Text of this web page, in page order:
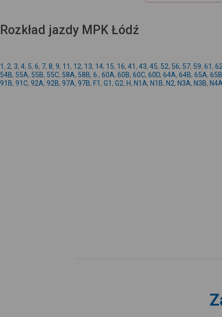
Rozkład jazdy MPK Łódź
1 , 2, 3, 4, 5, 6, 7, 8, 9, 11 , 12, 13, 14, 15, 16, 41 , 43, 45, 52, 56, 57, 59, 61 ,
54B, 55A, 55B, 55C, 58A, 58B, 6. , 60A, 60B, 60C, 60D, 64A, 64B, 65A, 65B
91B, 91C, 92A, 92B, 97A, 97B, F1 , G1 , G2, H, N1A, N1B, N2, N3A, N3B,